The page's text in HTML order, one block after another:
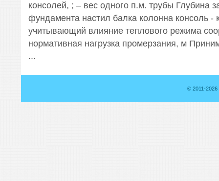
консолей, ; – вес одного п.м. трубы Глубина
фундамента настил балка колонна консоль -
учитывающий влияние теплового режима
нормативная нагрузка промерзания, м
...
© 2011-2026